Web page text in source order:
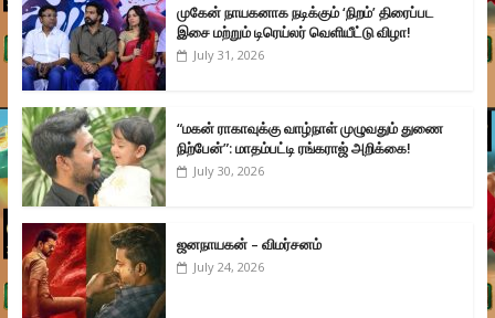
முகேன் நாயகனாக நடிக்கும் ‘நிறம்’ திரைப்பட
இசை மற்றும் டிரெய்லர் வெளியீட்டு விழா!
July 31, 2026
“மகன் ராகாவுக்கு வாழ்நாள் முழுவதும் துணை
நிற்பேன்”: மாதம்பட்டி ரங்கராஜ் அறிக்கை!
July 30, 2026
ஜனநாயகன் – விமர்சனம்
July 24, 2026